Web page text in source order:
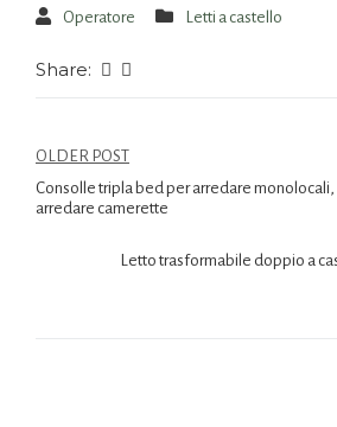
Operatore Letti a castello
Share:
OLDER POST
Consolle tripla bed per arredare
arredare camerette
Letto trasformabile doppio a